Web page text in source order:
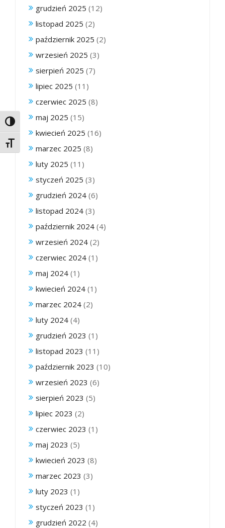
Toggle High Contrast
Toggle Font size
grudzień 2025 (12)
listopad 2025 (2)
październik 2025 (2)
wrzesień 2025 (3)
sierpień 2025 (7)
lipiec 2025 (11)
czerwiec 2025 (8)
maj 2025 (15)
kwiecień 2025 (16)
marzec 2025 (8)
luty 2025 (11)
styczeń 2025 (3)
grudzień 2024 (6)
listopad 2024 (3)
październik 2024 (4)
wrzesień 2024 (2)
czerwiec 2024 (1)
maj 2024 (1)
kwiecień 2024 (1)
marzec 2024 (2)
luty 2024 (4)
grudzień 2023 (1)
listopad 2023 (11)
październik 2023 (10)
wrzesień 2023 (6)
sierpień 2023 (5)
lipiec 2023 (2)
czerwiec 2023 (1)
maj 2023 (5)
kwiecień 2023 (8)
marzec 2023 (3)
luty 2023 (1)
styczeń 2023 (1)
grudzień 2022 (4)